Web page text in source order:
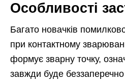
Особливості
Багато новачків
при контактному
формує зварну точку,
завжди буде